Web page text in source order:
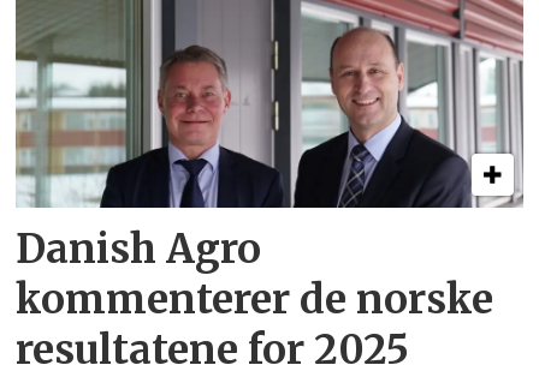
Danish Agro
kommenterer de norske
resultatene for 2025